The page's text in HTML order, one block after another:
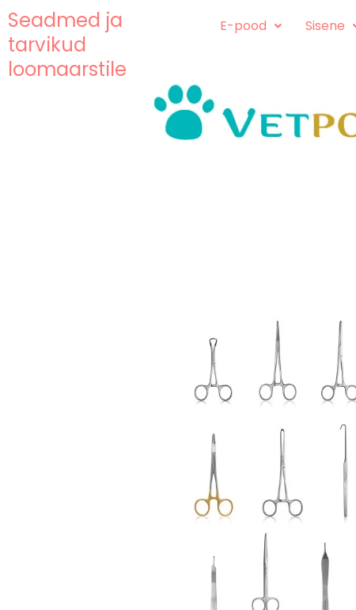
content
Skip
to
content
Seadmed ja
tarvikud
loomaarstile
E-pood Sisene